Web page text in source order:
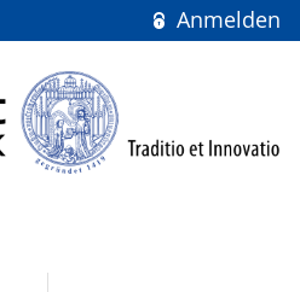
Anmelden